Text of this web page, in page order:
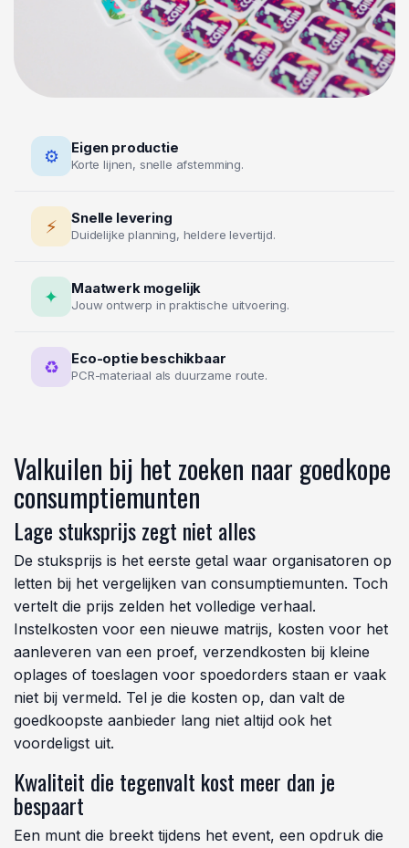
⚙ Eigen productie
Korte lijnen, snelle afstemming.
⚡ Snelle levering
Duidelijke planning, heldere levertijd.
✦ Maatwerk mogelijk
Jouw ontwerp in praktische uitvoering.
♻ Eco-optie beschikbaar
PCR-materiaal als duurzame route.
Valkuilen bij het zoeken naar goedkope
consumptiemunten
Lage stuksprijs zegt niet alles
De stuksprijs is het eerste getal waar organisatoren op
letten bij het vergelijken van consumptiemunten. Toch
vertelt die prijs zelden het volledige verhaal.
Instelkosten voor een nieuwe matrijs, kosten voor het
aanleveren van een proef, verzendkosten bij kleine
oplages of toeslagen voor spoedorders staan er vaak
niet bij vermeld. Tel je die kosten op, dan valt de
goedkoopste aanbieder lang niet altijd ook het
voordeligst uit.
Kwaliteit die tegenvalt kost meer dan je
bespaart
Een munt die breekt tijdens het event, een opdruk die